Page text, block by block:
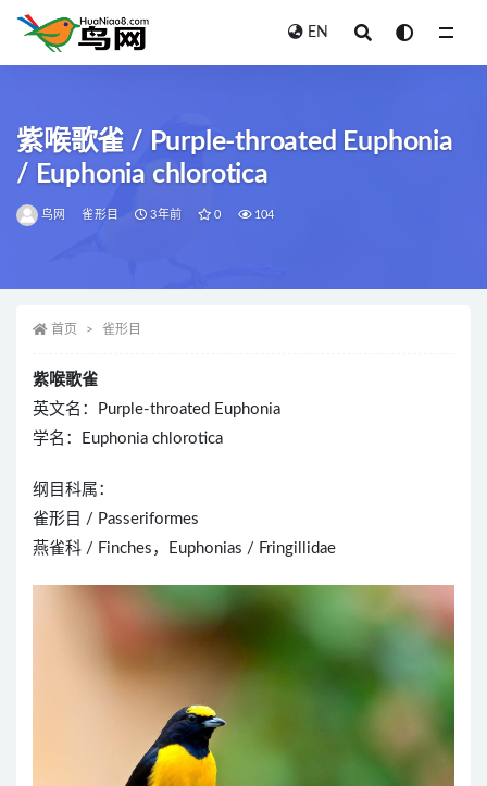
EN
紫喉歌雀 / Purple-throated Euphonia
/ Euphonia chlorotica
鸟网 雀形目 3年前 0 104
首页 雀形目
紫喉歌雀
英文名：Purple-throated Euphonia
学名：Euphonia chlorotica
纲目科属：
雀形目 / Passeriformes
燕雀科 / Finches，Euphonias / Fringillidae